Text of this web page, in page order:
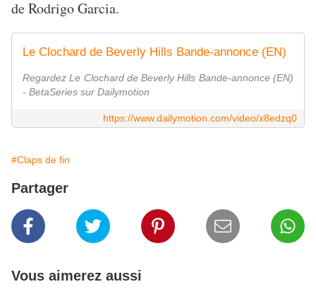
de Rodrigo Garcia.
Le Clochard de Beverly Hills Bande-annonce (EN)
Regardez Le Clochard de Beverly Hills Bande-annonce (EN)
- BetaSeries sur Dailymotion
https://www.dailymotion.com/video/x8edzq0
#Claps de fin
Partager
Vous aimerez aussi